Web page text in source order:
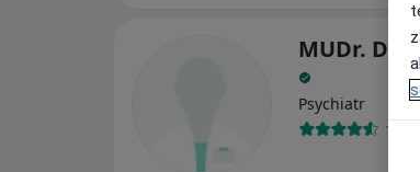
MUDr.
Psychiatr
17